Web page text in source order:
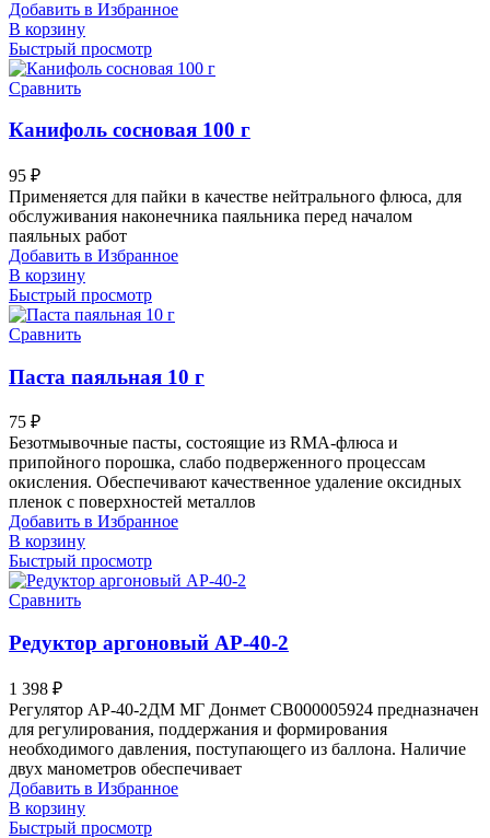
Добавить в Избранное
В корзину
Быстрый просмотр
Сравнить
Канифоль сосновая 100 г
95 ₽
Применяется для пайки в качестве нейтрального флюса, для
обслуживания наконечника паяльника перед началом
паяльных работ
Добавить в Избранное
В корзину
Быстрый просмотр
Сравнить
Паста паяльная 10 г
75 ₽
Безотмывочные пасты, состоящие из RMA-флюса и
припойного порошка, слабо подверженного процессам
окисления. Обеспечивают качественное удаление оксидных
пленок с поверхностей металлов
Добавить в Избранное
В корзину
Быстрый просмотр
Сравнить
Редуктор аргоновый AP-40-2
1 398 ₽
Регулятор АР-40-2ДМ МГ Донмет СВ000005924 предназначен
для регулирования, поддержания и формирования
необходимого давления, поступающего из баллона. Наличие
двух манометров обеспечивает
Добавить в Избранное
В корзину
Быстрый просмотр